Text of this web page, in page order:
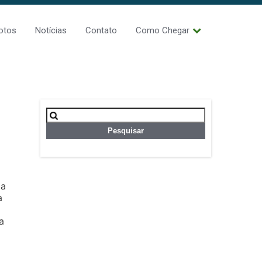
Notícias Contato Como Chegar
Pesquisar
por: